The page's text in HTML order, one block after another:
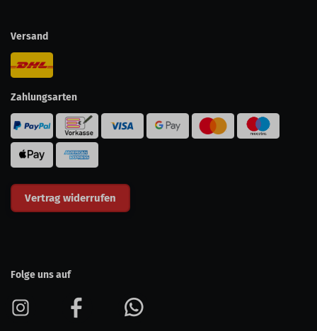
Versand
Zahlungsarten
Vertrag widerrufen
Folge uns auf